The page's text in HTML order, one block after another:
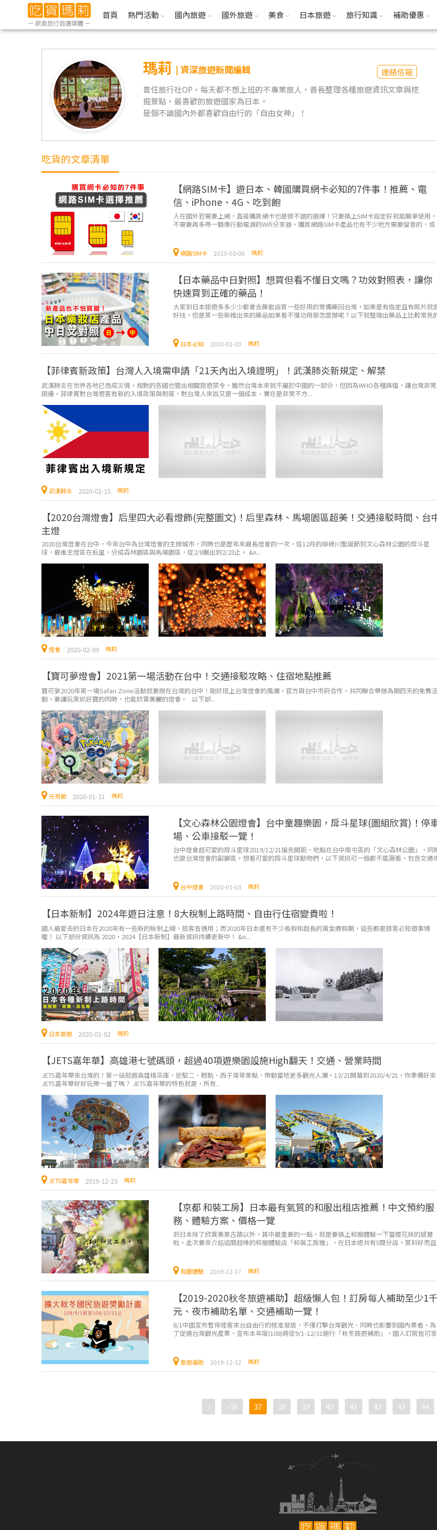
首頁 熱門活動 國內旅遊 國外旅遊 美食 日本旅遊 旅行知識 補助優惠
瑪莉 | 資深旅遊新聞編輯
連絡信箱
曾任旅行社OP，每天都不想上班的不專業旅人，善長整理各種旅遊資訊文章與挖
掘景點，最喜歡的旅遊國家為日本。
是個不論國內外都喜歡自由行的「自由女神」！
吃貨的文章清單
【網路SIM卡】遊日本、韓國購買網卡必知的7件事！推薦、電
信、iPhone、4G、吃到飽
人在國外若需要上網，直接購買網卡也是很不錯的選擇！只要換上SIM卡設定好就能簡單使用，
不需要再多帶一顆像行動電源的Wifi分享器。購買網路SIM卡產品也有不少地方需要留意的，或
網路SIM卡 2020-03-06 瑪莉
【日本藥品中日對照】想買但看不懂日文嗎？功效對照表，讓你
快速買到正確的藥品！
大家到日本旅遊多多少少都會去藥妝店買一些好用的常備藥回台灣，如果是有指定且有照片就
好找，但是某一些新推出來的藥品如果看不懂功用那怎麼辦呢？以下就整理出藥品上比較常見
日本必知 2020-02-20 瑪莉
【菲律賓新政策】台灣人入境需申請「21天內出入境證明」！武漢肺炎新規定、解禁
武漢肺炎在世界各地已造成災情，相對的各國也暨出相關旅遊禁令，雖然台灣本來就不屬於中國的一部分，但因為WHO各種誤植，讓台灣非常
困擾。菲律賓對台灣遊客有新的入境政策與制度，對台灣人來說又是一個成本，實在是非常不方...
武漢肺炎 2020-02-15 瑪莉
【2020台灣燈會】后里四大必看燈飾(完整圖文)！后里森林、馬場園區超美！交通接駁時間、台
主燈
2020台灣燈會在台中，今年台中為台灣燈會的主辦城市，同時也是歷年來最長燈會的一次，從12月的柳綠川聖誕節到文心森林公園的戽斗星
球，最後主燈區在后里，分成森林園區與馬場園區，從2/8展出到2/23止。 &n...
燈會 2020-02-09 瑪莉
【寶可夢燈會】2021第一場活動在台中！交通接駁攻略、住宿地點推薦
寶可夢2020年第一場Safari Zone活動就要辦在台灣的台中！剛好搭上台灣燈會的風潮，官方與台中市府合作，共同聯合舉辦為期四天的免費
動，要讓玩家抓好寶的同時，也能欣賞美麗的燈會。 以下部...
元宵節 2020-01-31 瑪莉
【文心森林公園燈會】台中童趣樂園，戽斗星球(圖組欣賞)！停
場、公車接駁一覽！
台中燈會超可愛的戽斗星球2019/12/21搶先開跑，地點在台中南屯區的「文心森林公園」，同
也是台灣燈會的副展區。想看可愛的戽斗星球動物們，以下資訊可一個都不能漏看，包含交通
台中燈會 2020-01-03 瑪莉
【日本新制】2024年遊日注意！8大稅制上路時間、自由行住宿變貴啦！
國人最愛去的日本在2020年有一些新的稅制上線，旅客皆適用；而2020年日本還有不少長假和超長的黃金週假期，這些都是旅客必知道事情
喔！ 以下部份資訊為 2020，2024【日本新制】最新資訊持續更新中！ &n...
日本旅遊 2020-01-02 瑪莉
【JETS嘉年華】高雄港七號碼頭，超過40項遊樂園設施High翻天！交通、營業時間
JETS嘉年華來台灣的！第一站就選高雄棧柒庫，近駁二、輕軌、西子灣等景點，帶動當地更多觀光人潮。12/21開幕到2020/4/21，你準備好來
JETS嘉年華好好玩樂一番了嗎？ JETS嘉年華的特色就是，所有...
JETS嘉年華 2019-12-23 瑪莉
【京都 和裝工房】日本最有氣質的和服出租店推薦！中文預約服
務、體驗方案、價格一覽
到日本除了欣賞美景古蹟以外，其中最重要的一點，就是要換上和服體驗一下當櫻花妹的感覺
啦，此次要來介紹這間超棒的和服體驗店「和裝工房雅」，在日本總共有5間分店，質料好而且
和服體驗 2019-12-17 瑪莉
【2019-2020秋冬旅遊補助】超級懶人包！訂房每人補助至少1
元、夜市補助名單、交通補助一覽！
8/1中國宣布暫停陸客來台自由行的核准發放，不僅打擊台灣觀光、同時也影響到國內業者，為
了促進台灣觀光產業，宣布本年度(108)將從9/1-12/31施行「秋冬旅遊補助」，國人訂房皆可
旅遊補助 2019-12-12 瑪莉
« ~36 37 38 39 40 41 42 43 44